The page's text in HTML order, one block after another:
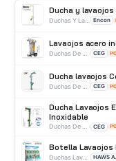
Ducha y
Encon
Lavaojos acero
CEG
Ducha lavaojos
CEG
Ducha Lavaojos
Inoxidable
Duchas De Acero Inoxidable CEG
Botella Lavaojos